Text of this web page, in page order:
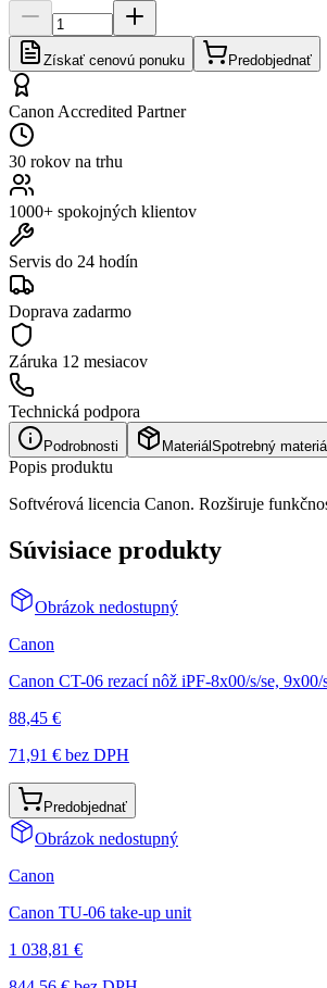
Získať cenovú ponuku Predobjednať
Canon Accredited Partner
30 rokov na trhu
1000+ spokojných klientov
Servis do 24 hodín
Doprava zadarmo
Záruka 12 mesiacov
Technická podpora
Podrobnosti Materiál Spotrebný materiál
Popis produktu
Softvérová licencia Canon. Rozširuje
Súvisiace produkty
Obrázok nedostupný
Canon
Canon CT-06 rezací nôž iPF-8x00/s/se, 9x00/
88,45 €
71,91 € bez DPH
Predobjednať
Obrázok nedostupný
Canon
Canon TU-06 take-up unit
1 038,81 €